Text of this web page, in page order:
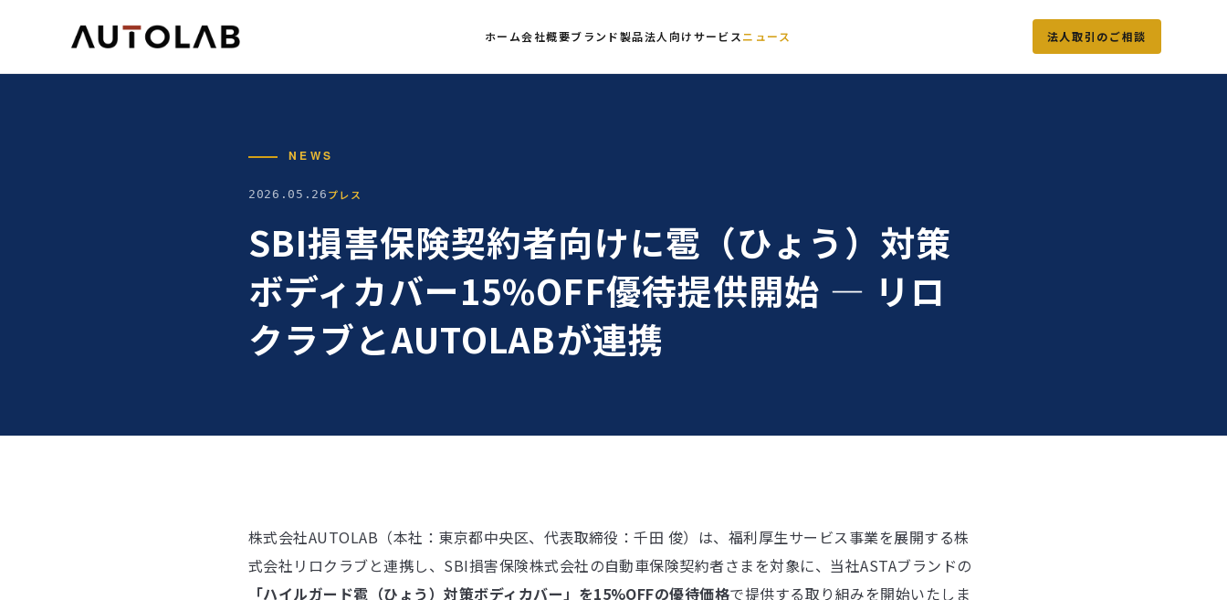
ホーム会社概要ブランド製品法人向けサービス ニュース 法人取引のご相談
NEWS
2026.05.26 プレス
SBI損害保険契約者向けに雹（ひょう）対策
ボディカバー15%OFF優待提供開始 — リロ
クラブとAUTOLABが連携
株式会社AUTOLAB（本社：東京都中央区、代表取締役：千田 俊）は、福利厚生サービス事業を展開する株
式会社リロクラブと連携し、SBI損害保険株式会社の自動車保険契約者さまを対象に、当社ASTAブランドの
「ハイルガード雹（ひょう）対策ボディカバー」を15%OFFの優待価格で提供する取り組みを開始いたしま